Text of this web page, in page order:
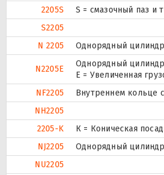
2205S
S = смазочный паз и
S2205
N 2205
Однорядный
N2205E
Однорядный
Е = Увеличенная
NF2205
Внутреннем кольце
NH2205
2205-K
К = Коническая
NJ2205
Однорядный
NU2205